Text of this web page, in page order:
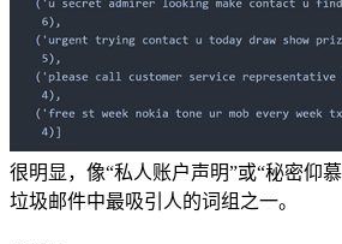
很明显，像“私人账户声明”或“秘密仰
垃圾邮件中最吸引人的词组之一。